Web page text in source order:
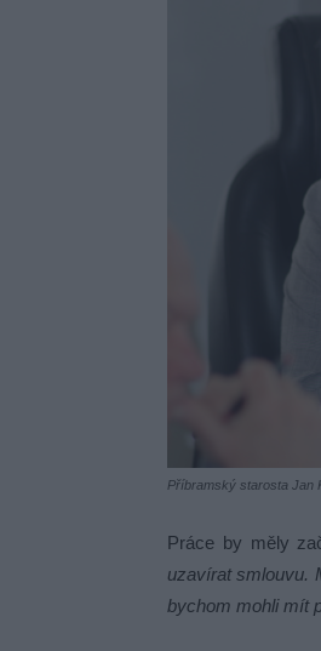
Příbramský starosta Jan
Práce by měly
uzavírat smlouvu.
bychom mohli mít